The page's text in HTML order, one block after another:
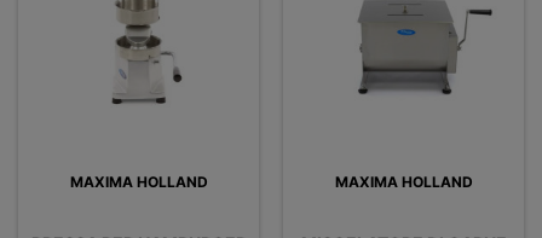
MAXIMA HOLLAND MAXIMA HOLLAND